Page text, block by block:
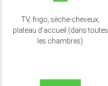
TV, frigo, sèche-cheveux,
plateau d’accueil (dans toutes
les chambres)